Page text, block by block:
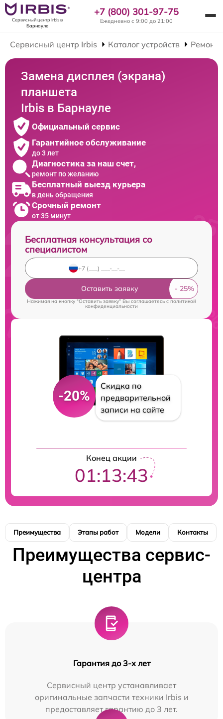
Сервисный центр Irbisв
Барнауле
+7 (800) 301-97-75
Ежедневно с 9:00 до 21:00
Сервисный центр Irbis Каталог устройств Ремонт
Замена дисплея (экрана)
планшета
Irbis в Барнауле
Официальный сервис
Гарантийное обслуживание
до 3 лет
Диагностика за наш счет,
ремонт по желанию
Бесплатный выезд курьера
в день обращения
Срочный ремонт
от 35 минут
Бесплатная консультация со
специалистом
Оставить заявку
Нажимая на кнопку "Оставить заявку" Вы соглашаетесь c политикой
конфиденциальности
-20%
Скидка по
предварительной
записи на сайте
Конец акции
01:13:42
Преимущества Этапы работ Модели Контакты
Преимущества сервис-
центра
Гарантия до 3-х лет
Сервисный центр устанавливает
оригинальные запчасти техники Irbis и
предоставляет гарантию до 3 лет.